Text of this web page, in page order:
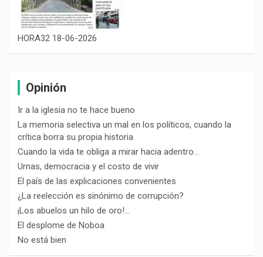
HORA32 18-06-2026
Opinión
Ir a la iglesia no te hace bueno
La memoria selectiva un mal en los políticos, cuando la
crítica borra su propia historia
Cuando la vida te obliga a mirar hacia adentro…
Urnas, democracia y el costo de vivir
El país de las explicaciones convenientes
¿La reelección es sinónimo de corrupción?
¡Los abuelos un hilo de oro!…
El desplome de Noboa
No está bien